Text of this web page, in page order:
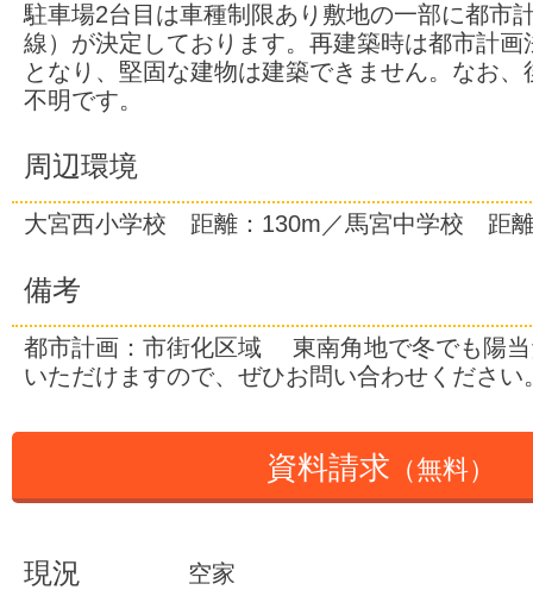
駐車場2台目は車種制限あり敷地の一部に都市
線）が決定しております。再建築時は都市計画
となり、堅固な建物は建築できません。なお
不明です。
周辺環境
大宮西小学校 距離：130m／馬宮中学校 距
備考
都市計画：市街化区域 東南角地で冬でも陽当
いただけますので、ぜひお問い合わせください
資料請求 （無料）
現況 空家